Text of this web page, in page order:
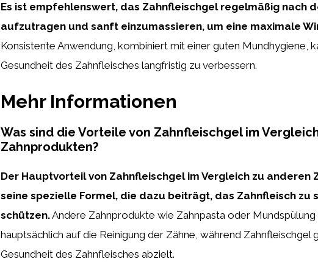
Es ist empfehlenswert, das Zahnfleischgel regelmäßig nach
aufzutragen und sanft einzumassieren, um eine maximale
Konsistente Anwendung, kombiniert mit einer guten Mundhygiene,
Gesundheit des Zahnfleisches langfristig zu verbessern.
Mehr Informationen
Was sind die Vorteile von Zahnfleischgel im
Zahnprodukten?
Der Hauptvorteil von Zahnfleischgel im Vergleich zu anderen
seine spezielle Formel, die dazu beiträgt, das Zahnfleisch zu
schützen.Andere Zahnprodukte wie Zahnpasta oder
hauptsächlich auf die Reinigung der Zähne, während Zahnfleischgel
Gesundheit des Zahnfleisches abzielt.